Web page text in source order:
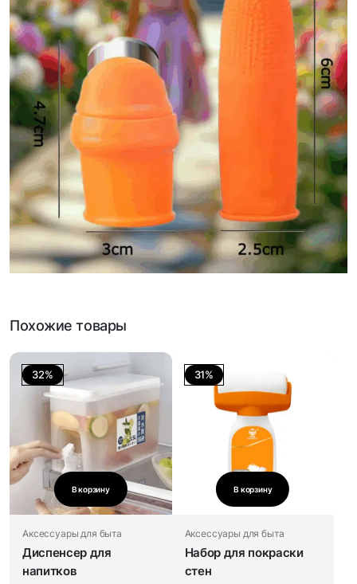
Похожие товары
32%
В корзину
Аксессуары для быта
Диспенсер для
напитков
31%
В корзину
Аксессуары для быта
Набор для покраски
стен